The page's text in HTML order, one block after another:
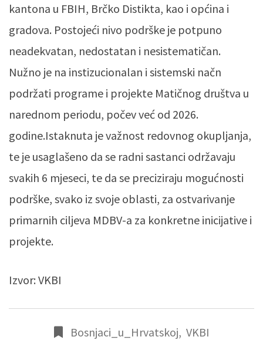
kantona u FBIH, Brčko Distikta, kao i općina i
gradova. Postojeći nivo podrške je potpuno
neadekvatan, nedostatan i nesistematičan.
Nužno je na instizucionalan i sistemski načn
podržati programe i projekte Matičnog društva u
narednom periodu, počev već od 2026.
godine.Istaknuta je važnost redovnog okupljanja,
te je usaglašeno da se radni sastanci održavaju
svakih 6 mjeseci, te da se preciziraju mogućnosti
podrške, svako iz svoje oblasti, za ostvarivanje
primarnih ciljeva MDBV-a za konkretne inicijative i
projekte.
Izvor: VKBI
Bosnjaci_u_Hrvatskoj, VKBI